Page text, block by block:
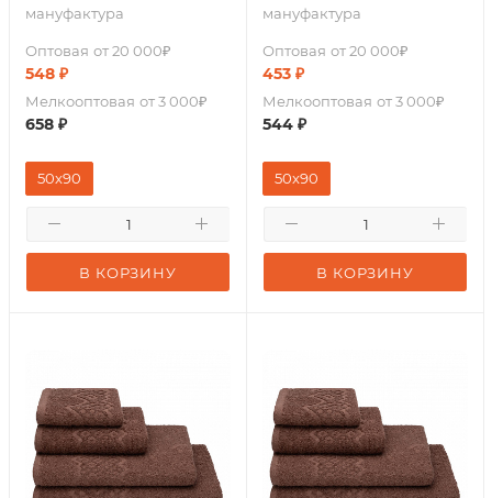
мануфактура
Оптовая от 20 000₽
548 ₽
Мелкооптовая от 3 000₽
658 ₽
В КОРЗИНУ
50x90
мануфактура
Оптовая от 20 000₽
453 ₽
Мелкооптовая от 3 000₽
544 ₽
В КОРЗИНУ
50x90